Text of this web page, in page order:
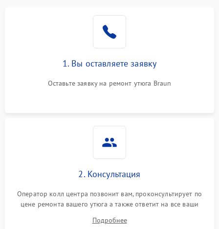
1. Вы оставляете заявку
Оставьте заявку на ремонт утюга Braun
2. Консультация
Оператор колл центра позвонит вам, проконсультирует по
цене ремонта вашего утюга а также ответит на все ваши
Подробнее